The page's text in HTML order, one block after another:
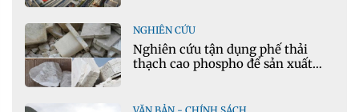
NGHIÊN CỨU
Nghiên cứu tận dụng phế thải
thạch cao phospho để sản xuất